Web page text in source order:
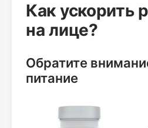
Как ускорить
на лице?
Обратите
питание